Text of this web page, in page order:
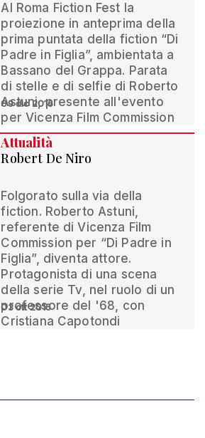
Al Roma Fiction Fest la
proiezione in anteprima della
prima puntata della fiction “Di
Padre in Figlia”, ambientata a
Bassano del Grappa. Parata
di stelle e di selfie di Roberto
Astuni, presente all'evento
per Vicenza Film Commission
09 dic 2016
Attualità
Robert De Niro
Folgorato sulla via della
fiction. Roberto Astuni,
referente di Vicenza Film
Commission per “Di Padre in
Figlia”, diventa attore.
Protagonista di una scena
della serie Tv, nel ruolo di un
professore del '68, con
Cristiana Capotondi
03 ott 2015